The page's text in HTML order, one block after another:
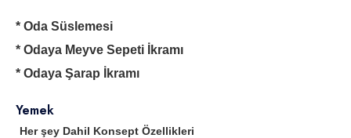
* Oda Süslemesi
* Odaya Meyve Sepeti İkramı
* Odaya Şarap İkramı
Yemek
Her şey Dahil Konsept Özellikleri